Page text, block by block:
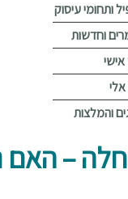
ותחומי עיסוק
וחדשות
אישי
אלי
והמלצות
–